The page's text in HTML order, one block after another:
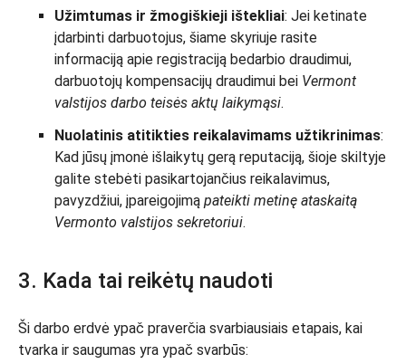
Užimtumas ir žmogiškieji ištekliai: Jei ketinate
įdarbinti darbuotojus, šiame skyriuje rasite
informaciją apie registraciją bedarbio draudimui,
darbuotojų kompensacijų draudimui bei Vermont
valstijos darbo teisės aktų laikymąsi.
Nuolatinis atitikties reikalavimams užtikrinimas:
Kad jūsų įmonė išlaikytų gerą reputaciją, šioje skiltyje
galite stebėti pasikartojančius reikalavimus,
pavyzdžiui, įpareigojimą pateikti metinę ataskaitą
Vermonto valstijos sekretoriui.
3. Kada tai reikėtų naudoti
Ši darbo erdvė ypač praverčia svarbiausiais etapais, kai
tvarka ir saugumas yra ypač svarbūs: